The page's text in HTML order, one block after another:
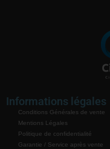
Informations légales
Conditions Générales de vente
Mentions Légales
Politique de confidentialité
Garantie / Service après vente